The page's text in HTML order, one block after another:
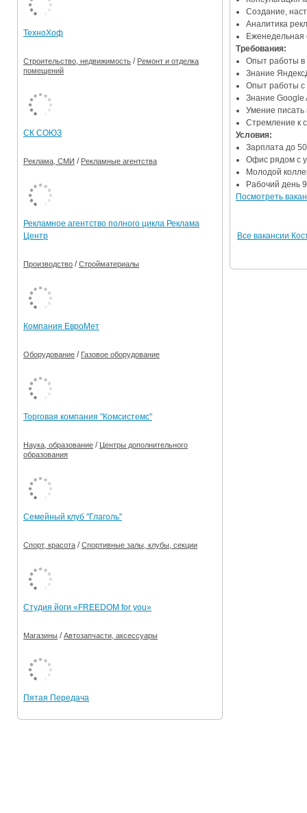
Ограничения движения транспорта на майские
Электронные транспортные карты
Создание,
Аналитика
Еженедельная
Требования:
Опыт работы в
Знание
Опыт работы с
Знание Google
Умение
Стремление к
Условия:
Зарплата до
Офис рядом с
Молодой
Рабочий день
Посмотреть
Все вакансии
ТехноХоф
Строительство, недвижимость / Ремонт и отделка
помещений
СК СОЮЗ
Реклама, СМИ / Рекламные агентства
Рекламное агентство полного цикла Реклама
Центр
Производство /Стройматериалы
Компания ЕвроМет
Оборудование / Газовое оборудование
Торговая компания "Комсистемс"
Наука, образование / Центры дополнительного
образования
Семейный клуб "Глаголь"
Спорт, красота /Спортивные залы, клубы, секции
Студия йоги «FREEDOM for you»
Магазины /Автозапчасти, аксессуары
Пятая Передача